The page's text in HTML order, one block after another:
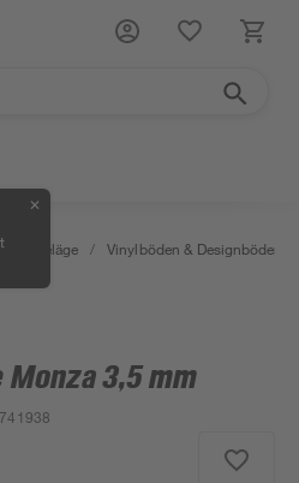
✕
/ Vinylböden & Designböden
Monza 3,5 mm